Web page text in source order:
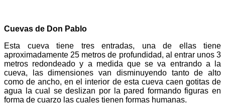
Cuevas de Don Pablo
Esta cueva tiene tres entradas, una de ellas tiene
aproximadamente 25 metros de profundidad, al entrar unos 3
metros redondeado y a medida que se va entrando a la
cueva, las dimensiones van disminuyendo tanto de alto
como de ancho, en el interior de esta cueva caen gotitas de
agua la cual se deslizan por la pared formando figuras en
forma de cuarzo las cuales tienen formas humanas.